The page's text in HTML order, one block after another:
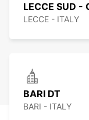
LECCE SUD -
LECCE - ITALY
BARI DT
BARI - ITALY